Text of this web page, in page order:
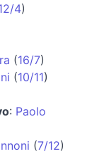
4)
(16/7)
(10/11)
: Paolo
(7/12)